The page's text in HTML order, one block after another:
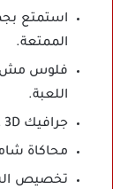
استمتع
الممتعة.
فلوس مش
اللعبة.
جرافيك 3D عالي واقعية توفر تجربة قيادة رائعة.
محاكاة
تخصيص